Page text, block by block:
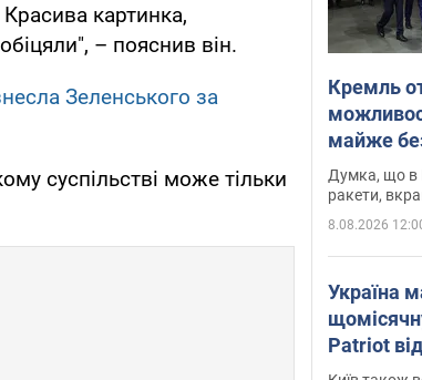
Красива картинка,
– пояснив він.
Зеленського за
суспільстві може тільки
Кремль
майже
Думка, що в
ракети,
8.08.2026
Україна
Patriot
розкрив